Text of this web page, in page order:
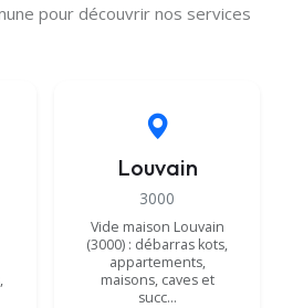
pour découvrir nos services
Louvain
3000
Vide maison Louvain
(3000) : débarras kots,
appartements,
maisons, caves et
succ…